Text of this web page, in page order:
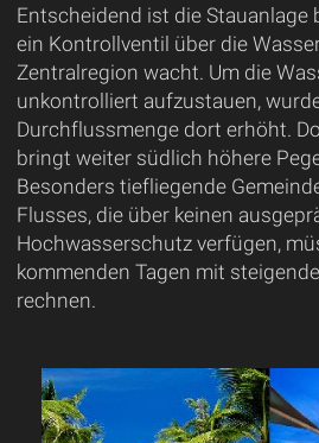
Entscheidend ist die Stauanlage
ein Kontrollventil über die
Zentralregion wacht. Um die
unkontrolliert aufzustauen,
Durchflussmenge dort erhöht.
bringt weiter südlich höhere
Besonders tiefliegende
Flusses, die über keinen
Hochwasserschutz verfügen,
kommenden Tagen mit
rechnen.